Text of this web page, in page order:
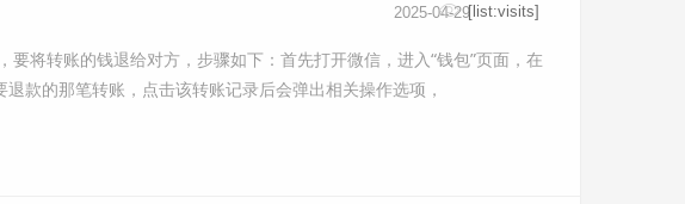
将转账的钱退给对方，步骤如下：首先打开微信，进入“钱包”页面，在
款的那笔转账，点击该转账记录后会弹出相关操作选项，
2025-04-29[list:visits]